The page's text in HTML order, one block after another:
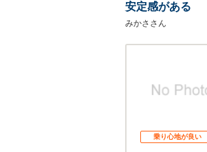
安定感がある
みかささん
乗り心地が良い